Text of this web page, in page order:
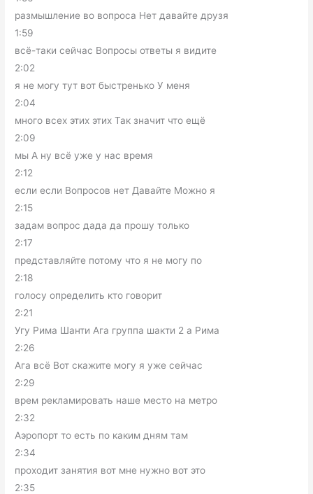
размышление во вопроса Нет давайте друзя
1:59
всё-таки сейчас Вопросы ответы я видите
2:02
я не могу тут вот быстренько У меня
2:04
много всех этих этих Так значит что ещё
2:09
мы А ну всё уже у нас время
2:12
если если Вопросов нет Давайте Можно я
2:15
задам вопрос дада да прошу только
2:17
представляйте потому что я не могу по
2:18
голосу определить кто говорит
2:21
Угу Рима Шанти Ага группа шакти 2 а Рима
2:26
Ага всё Вот скажите могу я уже сейчас
2:29
врем рекламировать наше место на метро
2:32
Аэропорт то есть по каким дням там
2:34
проходит занятия вот мне нужно вот это
2:35